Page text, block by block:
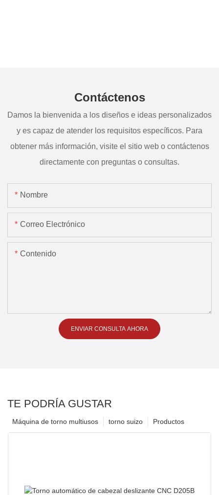
Contáctenos
Damos la bienvenida a los diseños e ideas personalizados
y es capaz de atender los requisitos específicos. Para
obtener más información, visite el sitio web o contáctenos
directamente con preguntas o consultas.
Nombre
Correo Electrónico
Contenido
ENVIAR CONSULTA AHORA
TE PODRÍA GUSTAR
Productos
torno suizo
Máquina de torno multiusos